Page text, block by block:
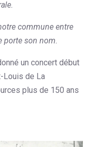
commune entre
porte son nom.
un concert début
Louis de La
plus de 150 ans